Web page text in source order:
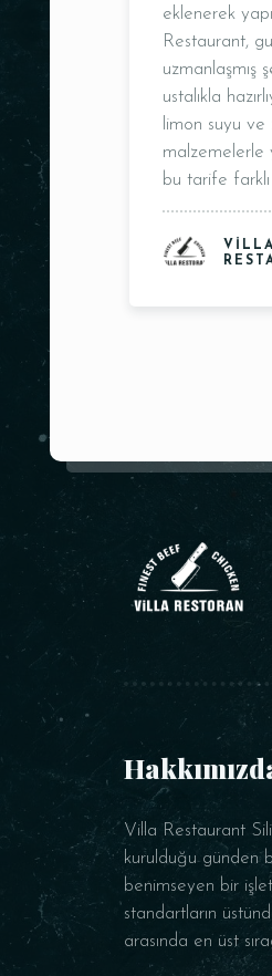
eklenerek
Restaurant,
uzmanlaşmış
ustalıkla
limon suyu
malzemelerle
bu tarife farklı
VILLA
Villa Restaurant
kurulduğu günden
benimseyen bir
standartların
arasında en üst